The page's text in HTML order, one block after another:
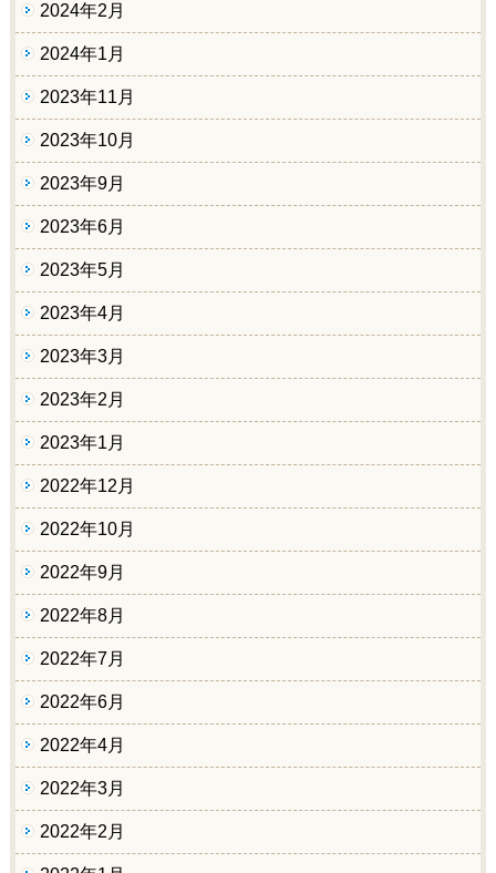
2024年2月
2024年1月
2023年11月
2023年10月
2023年9月
2023年6月
2023年5月
2023年4月
2023年3月
2023年2月
2023年1月
2022年12月
2022年10月
2022年9月
2022年8月
2022年7月
2022年6月
2022年4月
2022年3月
2022年2月